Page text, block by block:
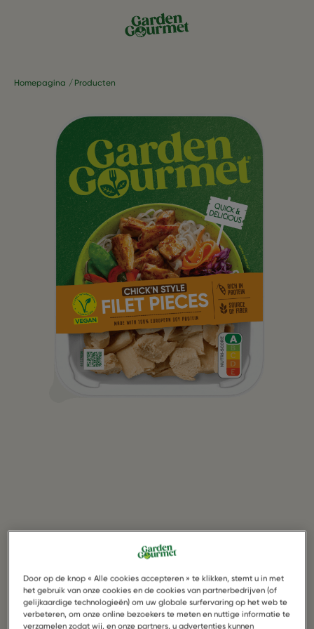
Chick'n Style Filet Pieces
Homepagina Producten
Door op de knop « Alle cookies accepteren » te klikken, stemt u in met
het gebruik van onze cookies en de cookies van partnerbedrijven (of
gelijkaardige technologieën) om uw globale surfervaring op het web te
verbeteren, om onze online bezoekers te meten en nuttige informatie te
verzamelen zodat wij, en onze partners, u advertenties kunnen